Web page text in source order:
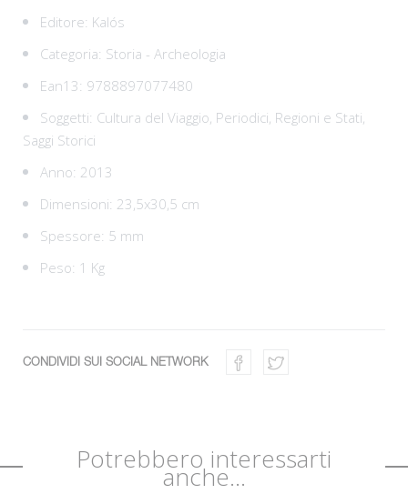
Editore: Kalós
Categoria: Storia - Archeologia
Ean13: 9788897077480
Soggetti: Cultura del Viaggio, Periodici, Regioni e Stati,
Saggi Storici
Anno: 2013
Dimensioni: 23,5x30,5 cm
Spessore: 5 mm
Peso: 1 Kg
CONDIVIDI SUI SOCIAL NETWORK
Potrebbero interessarti
anche...